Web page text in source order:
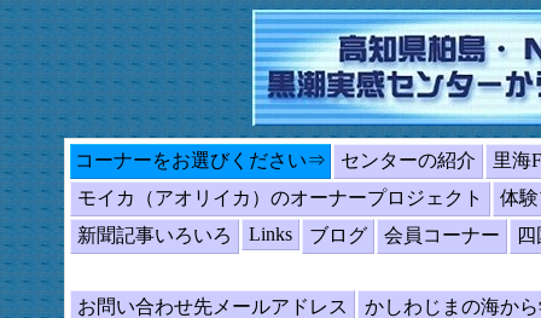
コーナーをお選びください⇒ センターの紹介
里海
モイカ（アオリイカ）のオーナープロジェクト
体
新聞記事いろいろ
Links ブログ 会員コーナー
お問い合わせ先メールアドレス かしわじまの海か